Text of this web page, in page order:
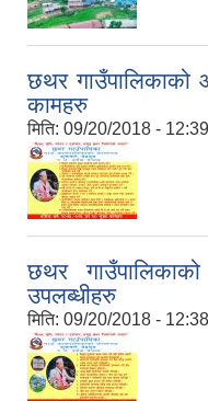
छथर
कामहरु
मिति: 09/20/2018 - 12:39
छथर
उपलब्धीहरु
मिति: 09/20/2018 - 12:38